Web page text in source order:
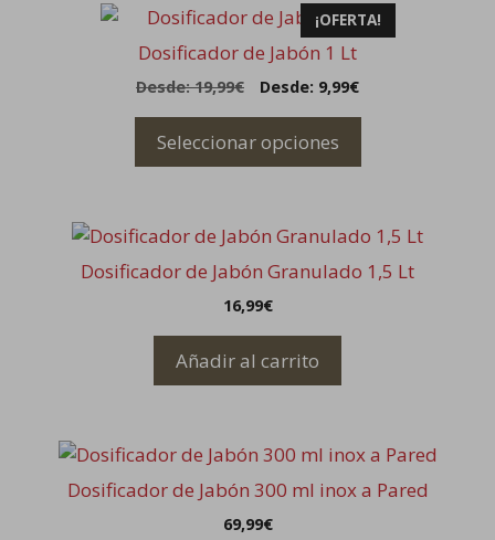
¡OFERTA!
Dosificador de Jabón 1 Lt
Desde:19,99€ Desde: 9,99€
Seleccionar opciones
pueden
Dosificador de Jabón Granulado 1,5 Lt
16,99€
Añadir al carrito
Dosificador de Jabón 300 ml inox a Pared
69,99€